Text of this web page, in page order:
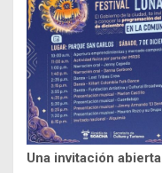
Una invitación abierta